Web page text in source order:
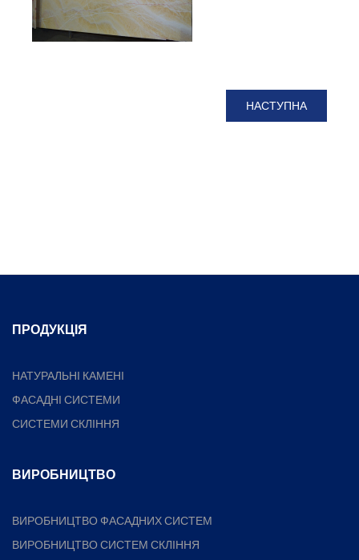
НАСТУПНА
ПРОДУКЦІЯ
НАТУРАЛЬНІ КАМЕНІ
ФАСАДНІ СИСТЕМИ
СИСТЕМИ СКЛІННЯ
ВИРОБНИЦТВО
ВИРОБНИЦТВО ФАСАДНИХ СИСТЕМ
ВИРОБНИЦТВО СИСТЕМ СКЛІННЯ